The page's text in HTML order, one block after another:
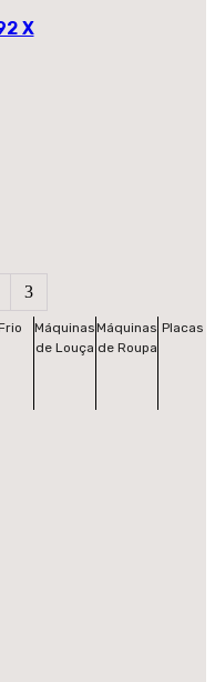
X
3
Máquinas
de Louça
Máquinas
de Roupa
Placas